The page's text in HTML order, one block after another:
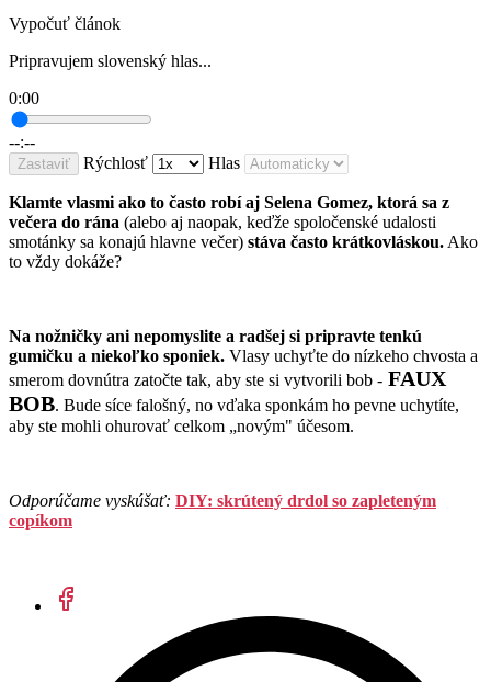
Vypočuť článok
Pripravujem slovenský hlas...
0:00
--:--
Zastaviť Rýchlosť Hlas
Klamte vlasmi ako to často robí aj Selena Gomez, ktorá sa z
večera do rána (alebo aj naopak, keďže spoločenské udalosti
smotánky sa konajú hlavne večer) stáva často krátkovláskou.Ako
to vždy dokáže?
Na nožničky ani nepomyslite a radšej si pripravte tenkú
gumičku a niekoľko sponiek. Vlasy uchyťte do nízkeho chvosta a
smerom dovnútra zatočte tak, aby ste si vytvorili bob - FAUX
BOB. Bude síce falošný, no vďaka sponkám ho pevne uchytíte,
aby ste mohli ohurovať celkom „novým" účesom.
Odporúčame vyskúšať: DIY: skrútený drdol so zapleteným
copíkom